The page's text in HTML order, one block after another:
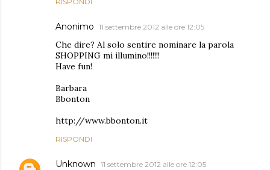
Anonimo 11 settembre 2012 alle ore 12:05
Che dire? Al solo sentire nominare la parola
SHOPPING mi illumino!!!!!!!
Have fun!
Barbara
Bbonton
http://www.bbonton.it
RISPONDI
Unknown 11 settembre 2012 alle ore 12:05